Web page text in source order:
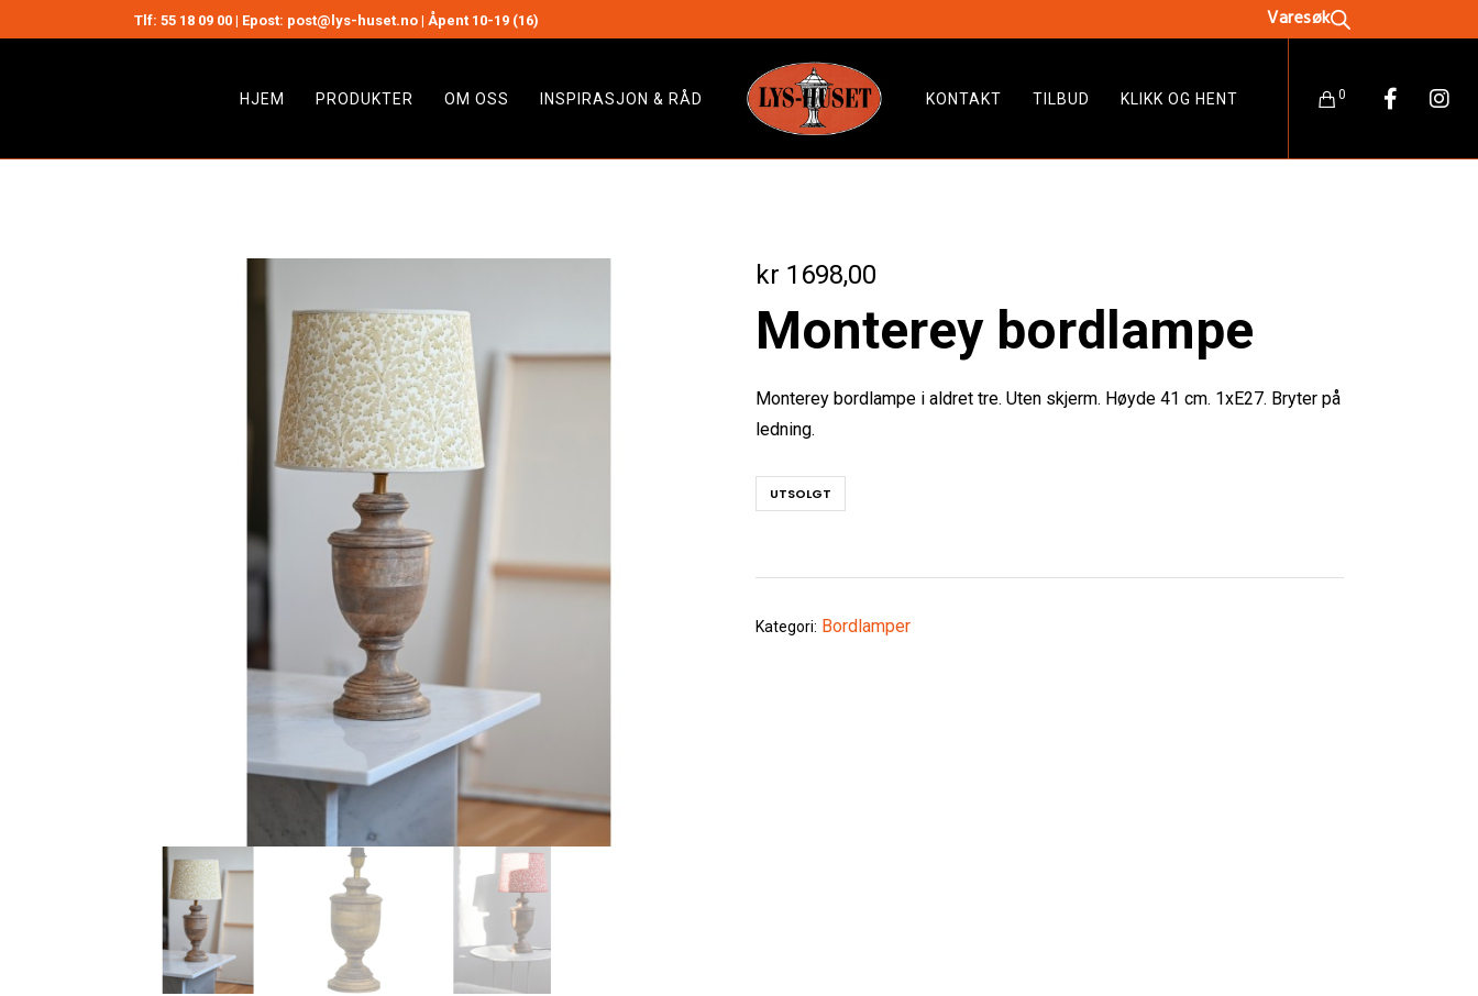
Tlf: 55 18 09 00 | Epost: post@lys-huset.no | Åpent 10-19 (16)
0
HJEM PRODUKTER OM OSS INSPIRASJON & RÅD KONTAKT TILBUD KLIKK OG HENT
kr 1698,00
Monterey bordlampe
Monterey bordlampe i aldret tre. Uten skjerm. Høyde 41 cm. 1xE27. Bryter på
ledning.
UTSOLGT
Kategori: Bordlamper